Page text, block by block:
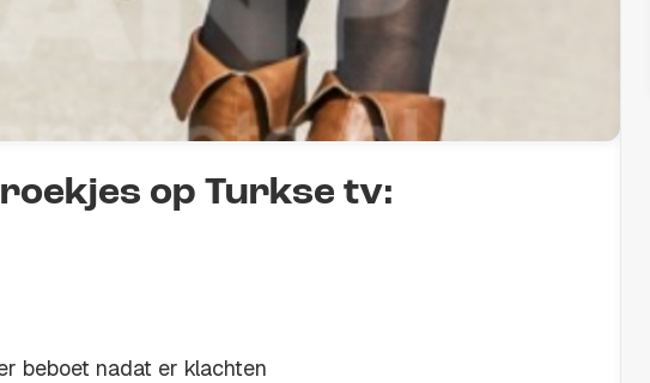
op Turkse tv:
beboet nadat er klachten